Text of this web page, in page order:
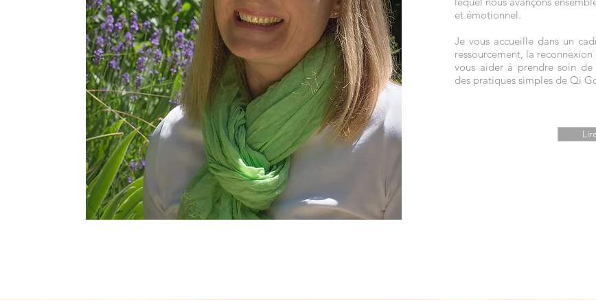
et émotionnel.
Je vous accueille dans un
ressourcement, la
vous aider à prendre soin
des pratiques simples de Qi